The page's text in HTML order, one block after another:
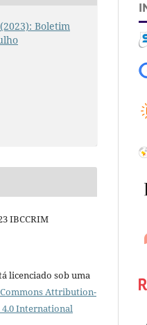
Boletim
IBCCRIM
licenciado sob uma
Attribution-
International